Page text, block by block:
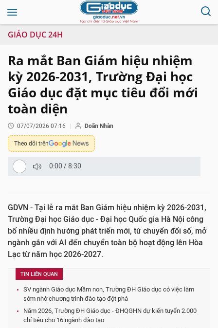
GIÁO DỤC 24H
Ra mắt Ban Giám hiệu nhiệm
kỳ 2026-2031, Trường Đại học
Giáo dục đặt mục tiêu đổi mới
toàn diện
07/07/2026 07:16 Doãn Nhàn
Theo dõi trên
0:00 /8:30
GDVN - Tại lễ ra mắt Ban Giám hiệu nhiệm kỳ 2026-2031,
Trường Đại học Giáo dục - Đại học Quốc gia Hà Nội công
bố nhiều định hướng phát triển mới, từ chuyển đổi số, mở
ngành gắn với AI đến chuyển toàn bộ hoạt động lên Hòa
Lạc từ năm học 2026-2027.
TIN LIÊN QUAN
SV ngành Giáo dục Mầm non, Trường ĐH Giáo dục có việc làm
sớm nhờ chương trình đào tạo đột phá
Năm 2026, Trường ĐH Giáo dục - ĐHQGHN dự kiến tuyển 2.000
chỉ tiêu cho 16 ngành đào tạo